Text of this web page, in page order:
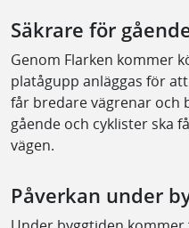
Säkrare för
Genom Flarken kommer
platågupp anläggas för
får bredare vägrenar
gående och cyklister ska
vägen.
Påverkan under